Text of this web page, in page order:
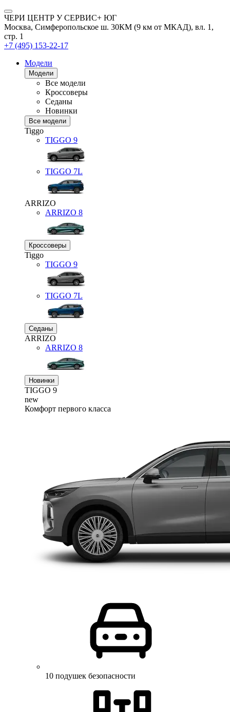
ЧЕРИ ЦЕНТР У СЕРВИС+ ЮГ
Москва, Симферопольское ш. 30КМ (9 км от МКАД), вл. 1,
стр. 1
+7 (495) 153-22-17
Модели
Модели
Все модели
Кроссоверы
Седаны
Новинки
Все модели
Tiggo
TIGGO 9
TIGGO 7L
ARRIZO
ARRIZO 8
Кроссоверы
Tiggo
TIGGO 9
TIGGO 7L
Седаны
ARRIZO
ARRIZO 8
Новинки
TIGGO 9
new
Комфорт первого класса
10 подушек безопасности